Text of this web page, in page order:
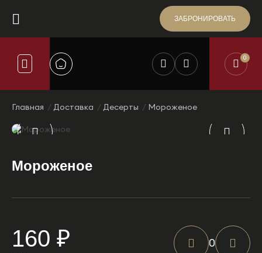
ЗАБРОНИРОВАТЬ
0
Главная Доставка Десерты Мороженое
Мороженое
160 ₽ 0